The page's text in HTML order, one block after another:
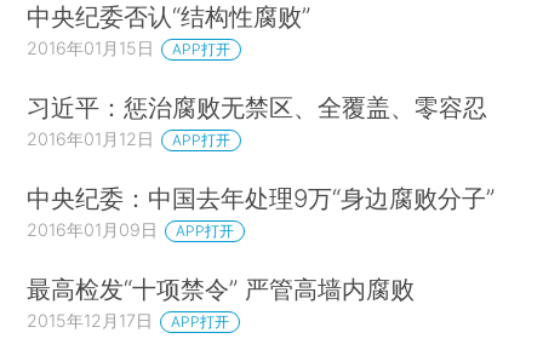
中央纪委否认“结构性腐败”
2016年01月15日 APP打开
习近平：惩治腐败无禁区、全覆盖、零容忍
2016年01月12日 APP打开
中央纪委：中国去年处理9万“身边腐败分子”
2016年01月09日 APP打开
最高检发“十项禁令” 严管高墙内腐败
2015年12月17日 APP打开